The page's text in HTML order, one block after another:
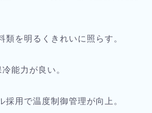
を明るくきれいに照らす。
能力が良い。
用で温度制御管理が向上。